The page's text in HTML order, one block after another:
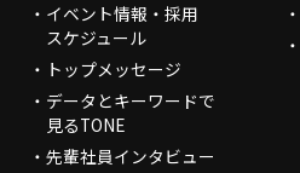
イベント情報・採用
スケジュール
トップメッセージ
データとキーワードで
見るTONE
先輩社員インタビュー